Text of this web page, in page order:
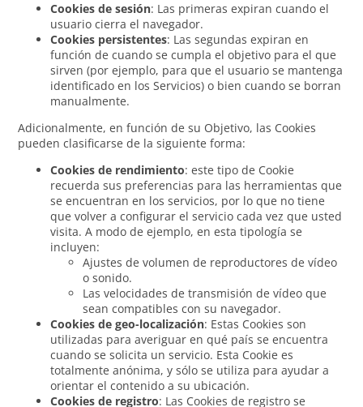
Cookies de sesión: Las primeras expiran cuando el
usuario cierra el navegador.
Cookies persistentes: Las segundas expiran en
función de cuando se cumpla el objetivo para el que
sirven (por ejemplo, para que el usuario se mantenga
identificado en los Servicios) o bien cuando se borran
manualmente.
Adicionalmente, en función de su Objetivo, las Cookies
pueden clasificarse de la siguiente forma:
Cookies de rendimiento: este tipo de Cookie
recuerda sus preferencias para las herramientas que
se encuentran en los servicios, por lo que no tiene
que volver a configurar el servicio cada vez que usted
visita. A modo de ejemplo, en esta tipología se
incluyen:
Ajustes de volumen de reproductores de vídeo
o sonido.
Las velocidades de transmisión de vídeo que
sean compatibles con su navegador.
Cookies de geo-localización: Estas Cookies son
utilizadas para averiguar en qué país se encuentra
cuando se solicita un servicio. Esta Cookie es
totalmente anónima, y sólo se utiliza para ayudar a
orientar el contenido a su ubicación.
Cookies de registro: Las Cookies de registro se